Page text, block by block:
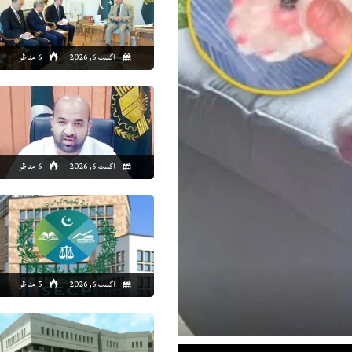
اگست 6, 2026 6 مناظر
اگست 6, 2026 6 مناظر
اگست 6, 2026 5 مناظر
02:00
36°C
03:00
36°C
04:00
35°C
05:00
34°C 33°C
07:00
34°C